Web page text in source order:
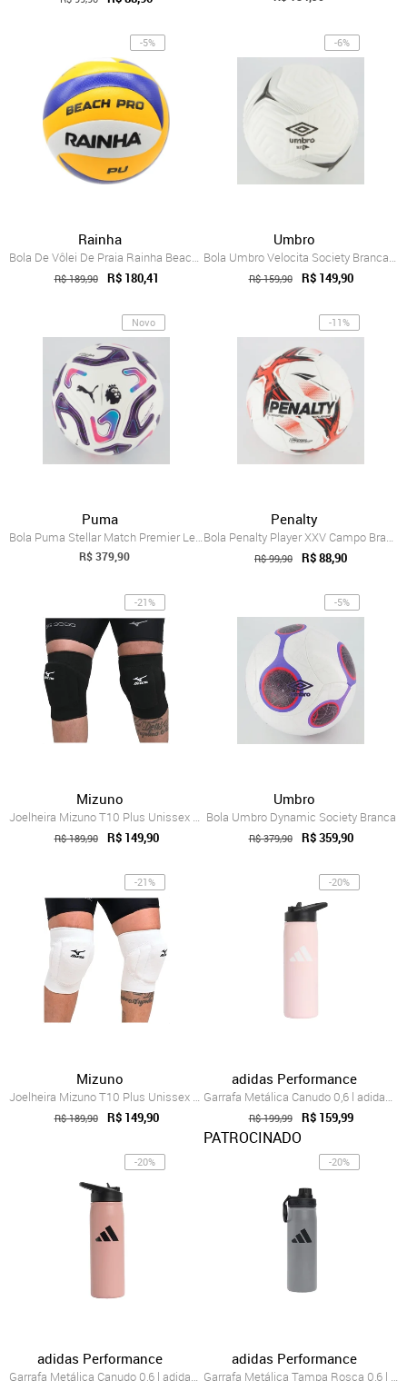
-5%
Rainha
Bola De Vôlei De Praia Rainha Beach Unissex
R$ 189,90 R$ 180,41
-6%
Umbro
Bola Umbro Velocita Society Branca e Prata
R$ 159,90 R$ 149,90
Novo
Puma
Bola Puma Stellar Match Premier League R...
R$ 379,90
-11%
Penalty
Bola Penalty Player XXV Campo Branca e Vermelha
R$ 99,90 R$ 88,90
-21%
Mizuno
Joelheira Mizuno T10 Plus Unissex Preto
R$ 189,90 R$ 149,90
-5%
Umbro
Bola Umbro Dynamic Society Branca
R$ 379,90 R$ 359,90
-21%
Mizuno
Joelheira Mizuno T10 Plus Unissex Branco
R$ 189,90 R$ 149,90
-20%
adidas Performance
Garrafa Metálica Canudo 0,6 l adidas Per...
R$ 199,99 R$ 159,99
PATROCINADO
-20%
adidas Performance
Garrafa Metálica Canudo 0,6 l adidas Per...
-20%
adidas Performance
Garrafa Metálica Tampa Rosca 0,6 l adida...